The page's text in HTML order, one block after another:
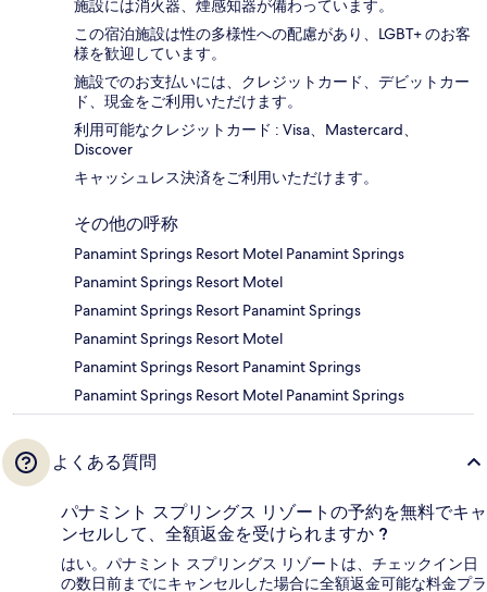
施設には消火器、煙感知器が備わっています。
この宿泊施設は性の多様性への配慮があり、LGBT+ のお客
様を歓迎しています。
施設でのお支払いには、クレジットカード、デビットカー
ド、現金をご利用いただけます。
利用可能なクレジットカード : Visa、Mastercard、
Discover
キャッシュレス決済をご利用いただけます。
その他の呼称
Panamint Springs Resort Motel Panamint Springs
Panamint Springs Resort Motel
Panamint Springs Resort Panamint Springs
Panamint Springs Resort Motel
Panamint Springs Resort Panamint Springs
Panamint Springs Resort Motel Panamint Springs
よくある質問
パナミント スプリングス リゾートの予約を無料でキャ
ンセルして、全額返金を受けられますか ?
はい。パナミント スプリングス リゾートは、チェックイン日
の数日前までにキャンセルした場合に全額返金可能な料金プラ